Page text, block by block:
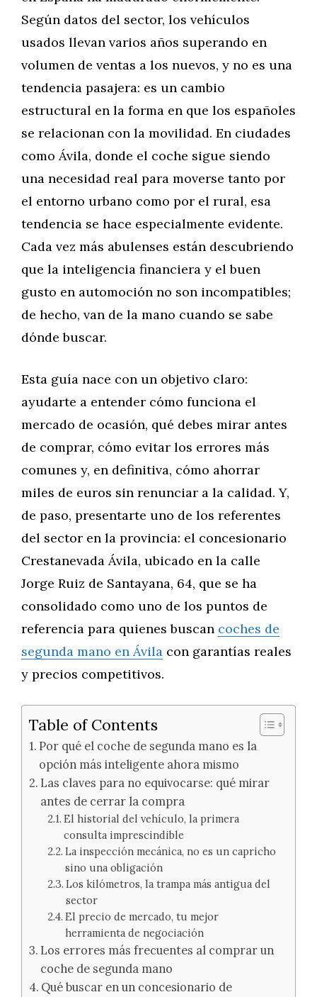
Según datos del sector, los vehículos
usados llevan varios años superando en
volumen de ventas a los nuevos, y no es una
tendencia pasajera: es un cambio
estructural en la forma en que los españoles
se relacionan con la movilidad. En ciudades
como Ávila, donde el coche sigue siendo
una necesidad real para moverse tanto por
el entorno urbano como por el rural, esa
tendencia se hace especialmente evidente.
Cada vez más abulenses están descubriendo
que la inteligencia financiera y el buen
gusto en automoción no son incompatibles;
de hecho, van de la mano cuando se sabe
dónde buscar.
Esta guía nace con un objetivo claro:
ayudarte a entender cómo funciona el
mercado de ocasión, qué debes mirar antes
de comprar, cómo evitar los errores más
comunes y, en definitiva, cómo ahorrar
miles de euros sin renunciar a la calidad. Y,
de paso, presentarte uno de los referentes
del sector en la provincia: el concesionario
Crestanevada Ávila, ubicado en la calle
Jorge Ruiz de Santayana, 64, que se ha
consolidado como uno de los puntos de
referencia para quienes buscan coches de
segunda mano en Ávila con garantías reales
y precios competitivos.
Table of Contents
Por qué el coche de segunda mano es la
opción más inteligente ahora mismo
Las claves para no equivocarse: qué mirar
antes de cerrar la compra
El historial del vehículo, la primera
consulta imprescindible
La inspección mecánica, no es un capricho
sino una obligación
Los kilómetros, la trampa más antigua del
sector
El precio de mercado, tu mejor
herramienta de negociación
Los errores más frecuentes al comprar un
coche de segunda mano
Qué buscar en un concesionario de